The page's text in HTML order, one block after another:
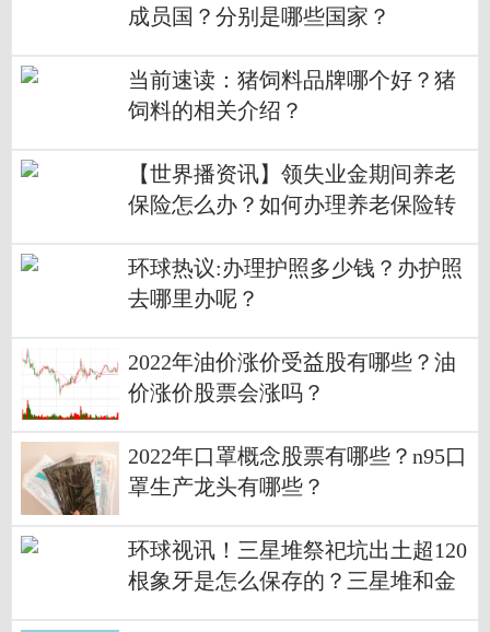
成员国？分别是哪些国家？
当前速读：猪饲料品牌哪个好？猪
饲料的相关介绍？
【世界播资讯】领失业金期间养老
保险怎么办？如何办理养老保险转
环球热议:办理护照多少钱？办护照
去哪里办呢？
2022年油价涨价受益股有哪些？油
价涨价股票会涨吗？
2022年口罩概念股票有哪些？n95口
罩生产龙头有哪些？
环球视讯！三星堆祭祀坑出土超120
根象牙是怎么保存的？三星堆和金